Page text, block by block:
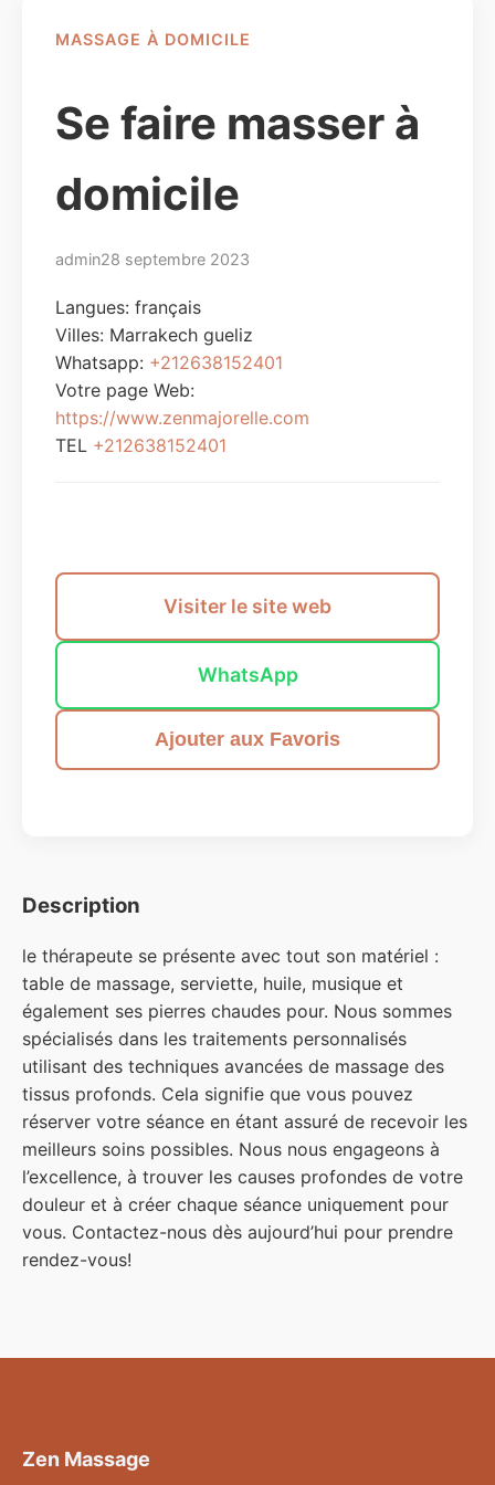
MASSAGE À DOMICILE
Se faire masser à
domicile
admin28 septembre 2023
Langues: français
Villes: Marrakech gueliz
Whatsapp: +212638152401
Votre page Web:
https://www.zenmajorelle.com
TEL +212638152401
Visiter le site web
WhatsApp
Ajouter aux Favoris
Description
le thérapeute se présente avec tout son matériel :
table de massage, serviette, huile, musique et
également ses pierres chaudes pour. Nous sommes
spécialisés dans les traitements personnalisés
utilisant des techniques avancées de massage des
tissus profonds. Cela signifie que vous pouvez
réserver votre séance en étant assuré de recevoir les
meilleurs soins possibles. Nous nous engageons à
l’excellence, à trouver les causes profondes de votre
douleur et à créer chaque séance uniquement pour
vous. Contactez-nous dès aujourd’hui pour prendre
rendez-vous!
Zen Massage